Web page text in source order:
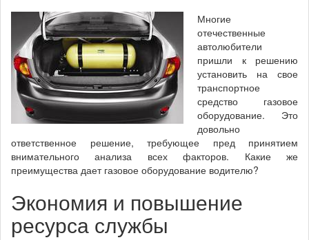
Многие
отечественные
автолюбители
пришли к решению
установить на свое
транспортное
средство газовое
оборудование. Это
довольно
ответственное решение, требующее пред принятием
внимательного анализа всех факторов. Какие же
преимущества дает газовое оборудование водителю?
Экономия и повышение
ресурса службы